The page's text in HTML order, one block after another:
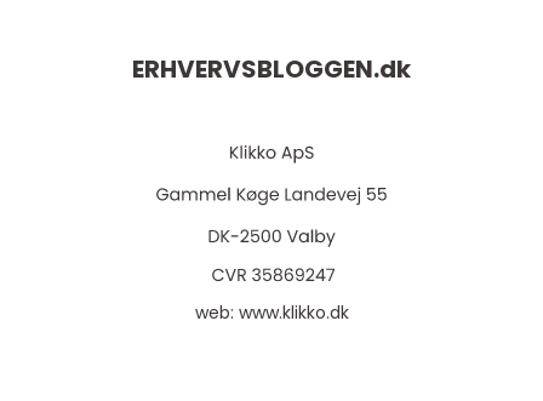
ERHVERVSBLOGGEN.dk
web: www.klikko.dk